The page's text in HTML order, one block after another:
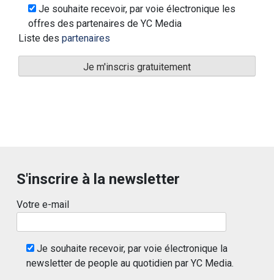
Je souhaite recevoir, par voie électronique les
offres des partenaires de YC Media
Liste des partenaires
S'inscrire à la newsletter
Votre e-mail
Je souhaite recevoir, par voie électronique la
newsletter de people au quotidien par YC Media.